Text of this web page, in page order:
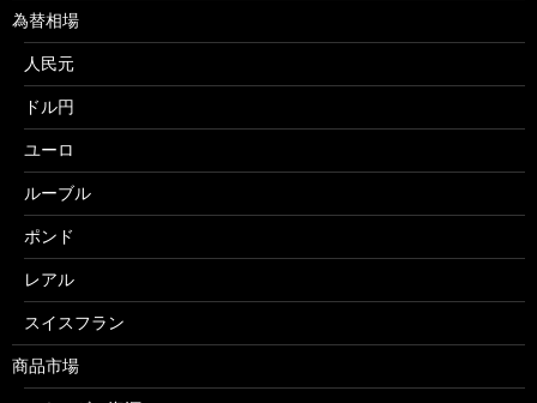
為替相場
人民元
ドル円
ユーロ
ルーブル
ポンド
レアル
スイスフラン
商品市場